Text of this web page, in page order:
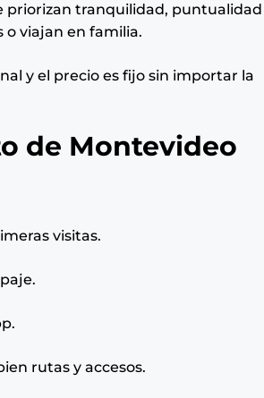
priorizan tranquilidad, puntualidad
o viajan en familia.
y el precio es fijo sin importar la
de Montevideo
visitas.
rutas y accesos.